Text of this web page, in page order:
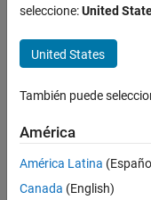
seleccione:United
United States
También puede
América
América Latina
Canada (English)